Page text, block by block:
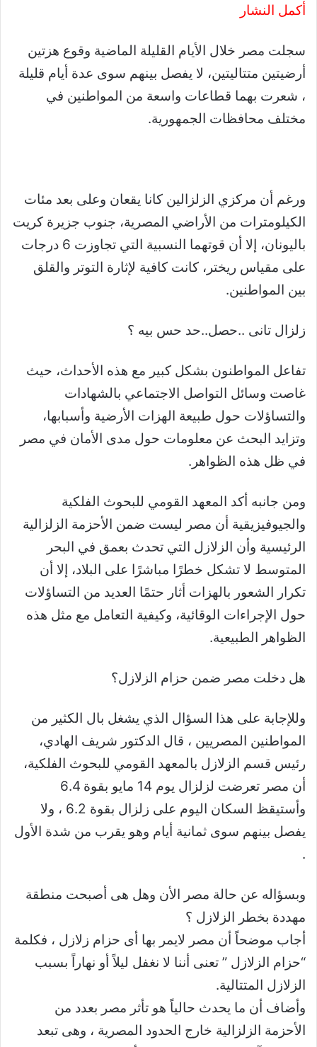
أكمل النشار
سجلت مصر خلال الأيام القليلة الماضية وقوع هزتين
أرضيتين متتاليتين، لا يفصل بينهم سوى عدة أيام قليلة
، شعرت بهما قطاعات واسعة من المواطنين في
مختلف محافظات الجمهورية.
ورغم أن مركزي الزلزالين كانا يقعان وعلى بعد مئات
الكيلومترات من الأراضي المصرية، جنوب جزيرة كريت
باليونان، إلا أن قوتهما النسبية التي تجاوزت 6 درجات
على مقياس ريختر، كانت كافية لإثارة التوتر والقلق
بين المواطنين.
زلزال تانى ..حصل..حد حس بيه ؟
تفاعل المواطنون بشكل كبير مع هذه الأحداث، حيث
غاصت وسائل التواصل الاجتماعي بالشهادات
والتساؤلات حول طبيعة الهزات الأرضية وأسبابها،
وتزايد البحث عن معلومات حول مدى الأمان في مصر
في ظل هذه الظواهر.
ومن جانبه أكد المعهد القومي للبحوث الفلكية
والجيوفيزيقية أن مصر ليست ضمن الأحزمة الزلزالية
الرئيسية وأن الزلازل التي تحدث بعمق في البحر
المتوسط لا تشكل خطرًا مباشرًا على البلاد، إلا أن
تكرار الشعور بالهزات أثار حتمًا العديد من التساؤلات
حول الإجراءات الوقائية، وكيفية التعامل مع مثل هذه
الظواهر الطبيعية.
هل دخلت مصر ضمن حزام الزلازل؟
وللإجابة على هذا السؤال الذي يشغل بال الكثير من
المواطنين المصريين ، قال الدكتور شريف الهادي،
رئيس قسم الزلازل بالمعهد القومي للبحوث الفلكية،
أن مصر تعرضت لزلزال يوم 14 مايو بقوة 6.4
وأستيقظ السكان اليوم على زلزال بقوة 6.2 ، ولا
يفصل بينهم سوى ثمانية أيام وهو يقرب من شدة الأول
.
وبسؤاله عن حالة مصر الأن وهل هى أصبحت منطقة
مهددة بخطر الزلازل ؟
أجاب موضحاً أن مصر لايمر بها أى حزام زلازل ، فكلمة
“حزام الزلازل ” تعنى أننا لا نغفل ليلاً أو نهاراً بسبب
الزلازل المتتالية.
وأضاف أن ما يحدث حالياً هو تأثر مصر بعدد من
الأحزمة الزلزالية خارج الحدود المصرية ، وهى تبعد